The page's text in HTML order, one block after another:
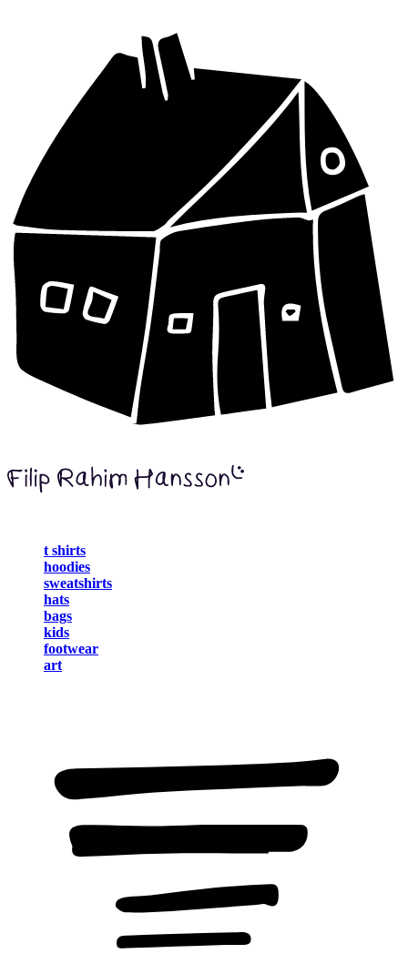
t shirts
hoodies
sweatshirts
hats
bags
kids
footwear
art